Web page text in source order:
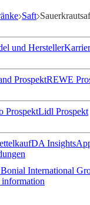
Saft
und Hersteller
ProspektREWE
ProspektLidl Prospekt
kaufDA Insights
International
information